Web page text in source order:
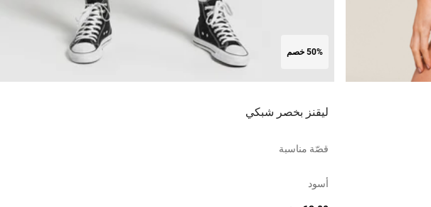
50% خصم
ليقنز بخصر شبكي
قصّة مناسبة
أسود